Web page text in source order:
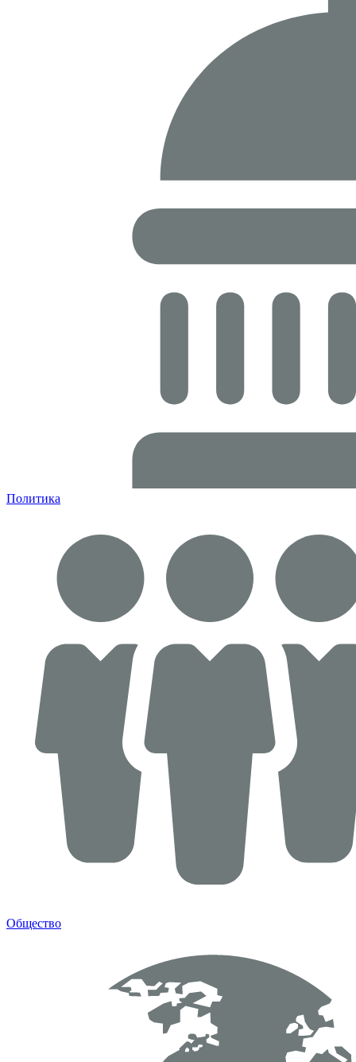
Политика
Общество